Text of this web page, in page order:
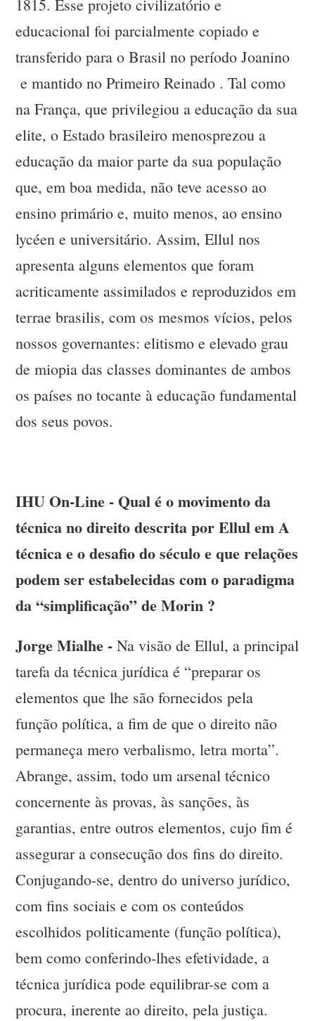
1815. Esse projeto civilizatório e
educacional foi parcialmente copiado e
transferido para o Brasil no período Joanino
e mantido no Primeiro Reinado . Tal como
na França, que privilegiou a educação da sua
elite, o Estado brasileiro menosprezou a
educação da maior parte da sua população
que, em boa medida, não teve acesso ao
ensino primário e, muito menos, ao ensino
lycéen e universitário. Assim, Ellul nos
apresenta alguns elementos que foram
acriticamente assimilados e reproduzidos em
terrae brasilis, com os mesmos vícios, pelos
nossos governantes: elitismo e elevado grau
de miopia das classes dominantes de ambos
os países no tocante à educação fundamental
dos seus povos.
IHU On-Line - Qual é o movimento da
técnica no direito descrita por Ellul em A
técnica e o desafio do século e que relações
podem ser estabelecidas com o paradigma
da “simplificação” de Morin ?
Jorge Mialhe - Na visão de Ellul, a principal
tarefa da técnica jurídica é “preparar os
elementos que lhe são fornecidos pela
função política, a fim de que o direito não
permaneça mero verbalismo, letra morta”.
Abrange, assim, todo um arsenal técnico
concernente às provas, às sanções, às
garantias, entre outros elementos, cujo fim é
assegurar a consecução dos fins do direito.
Conjugando-se, dentro do universo jurídico,
com fins sociais e com os conteúdos
escolhidos politicamente (função política),
bem como conferindo-lhes efetividade, a
técnica jurídica pode equilibrar-se com a
procura, inerente ao direito, pela justiça.